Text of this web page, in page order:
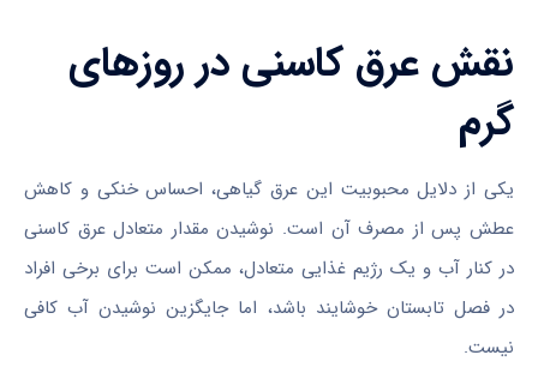
نقش عرق کاسنی در روزهای
گرم
یکی از دلایل محبوبیت این عرق گیاهی، احساس خنکی و کاهش
عطش پس از مصرف آن است. نوشیدن مقدار متعادل عرق کاسنی
در کنار آب و یک رژیم غذایی متعادل، ممکن است برای برخی افراد
در فصل تابستان خوشایند باشد، اما جایگزین نوشیدن آب کافی
نیست.